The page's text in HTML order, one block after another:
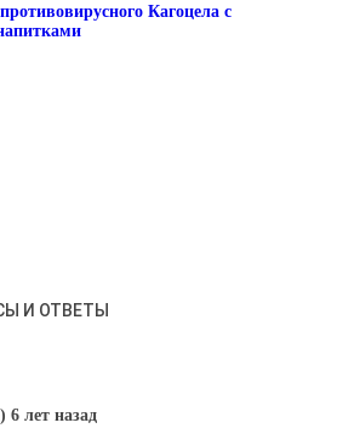
Кагоцела с
И ОТВЕТЫ
6 лет назад